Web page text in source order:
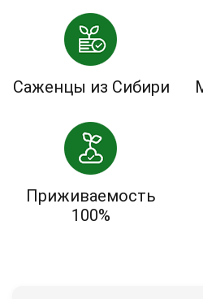
Саженцы из Сибири
Приживаемость
100%